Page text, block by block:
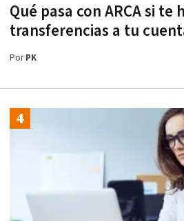
Qué pasa con ARCA si te
transferencias a tu
PorPK